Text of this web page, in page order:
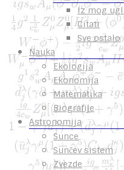
Iz mog
Citati
Sve ostalo
Nauka
Ekologija
Ekonomija
Matematika
Biografije
Astronomija
Sunce
Sunčev sistem
Zvezde